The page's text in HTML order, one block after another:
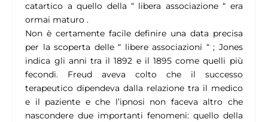
catartico a quello della “ libera associazione “ era
ormai maturo .
Non è certamente facile definire una data precisa
per la scoperta delle “ libere associazioni “ ; Jones
indica gli anni tra il 1892 e il 1895 come quelli più
fecondi. Freud aveva colto che il successo
terapeutico dipendeva dalla relazione tra il medico
e il paziente e che l’ipnosi non faceva altro che
nascondere due importanti fenomeni: quello della